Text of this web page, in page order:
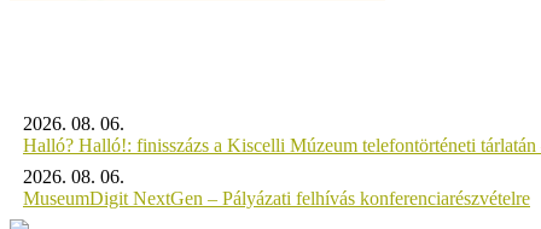
2026. 08. 06.
Halló? Halló!: finisszázs a Kiscelli Múzeum telefontörténeti tárlatán
2026. 08. 06.
MuseumDigit NextGen – Pályázati felhívás konferenciarészvételre